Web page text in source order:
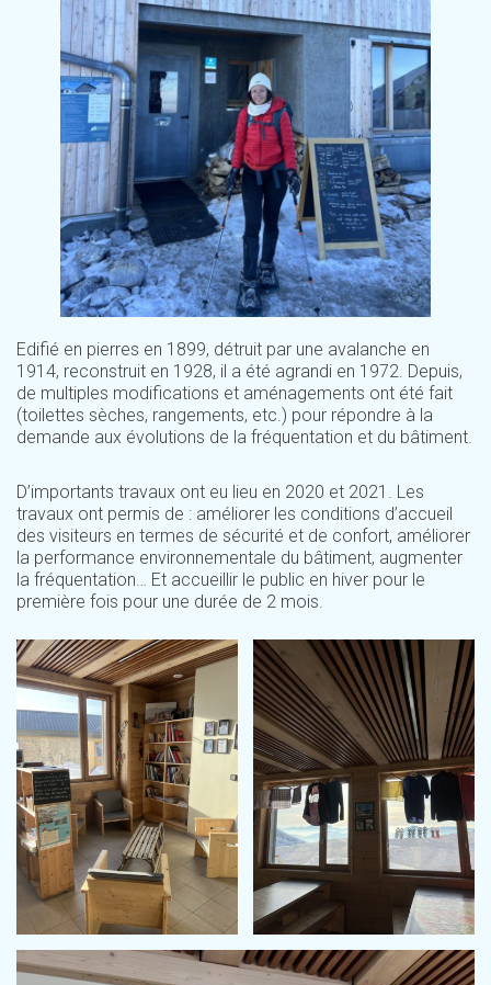
Edifié en pierres en 1899, détruit par une avalanche en
1914, reconstruit en 1928, il a été agrandi en 1972. Depuis,
de multiples modifications et aménagements ont été fait
(toilettes sèches, rangements, etc.) pour répondre à la
demande aux évolutions de la fréquentation et du bâtiment.
D’importants travaux ont eu lieu en 2020 et 2021. Les
travaux ont permis de : améliorer les conditions d’accueil
des visiteurs en termes de sécurité et de confort, améliorer
la performance environnementale du bâtiment, augmenter
la fréquentation… Et accueillir le public en hiver pour le
première fois pour une durée de 2 mois.